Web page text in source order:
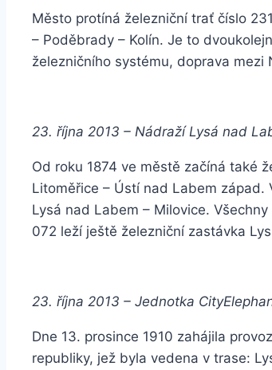
Město protíná železniční trať číslo
– Poděbrady – Kolín. Je to
železničního systému, doprava mezi
23. října 2013 – Nádraží Lysá nad
Od roku 1874 ve městě začíná také
Litoměřice – Ústí nad Labem
Lysá nad Labem – Milovice.
072 leží ještě železniční zastávka
23. října 2013 – Jednotka
Dne 13. prosince 1910 zahájila
republiky, jež byla vedena v trase: